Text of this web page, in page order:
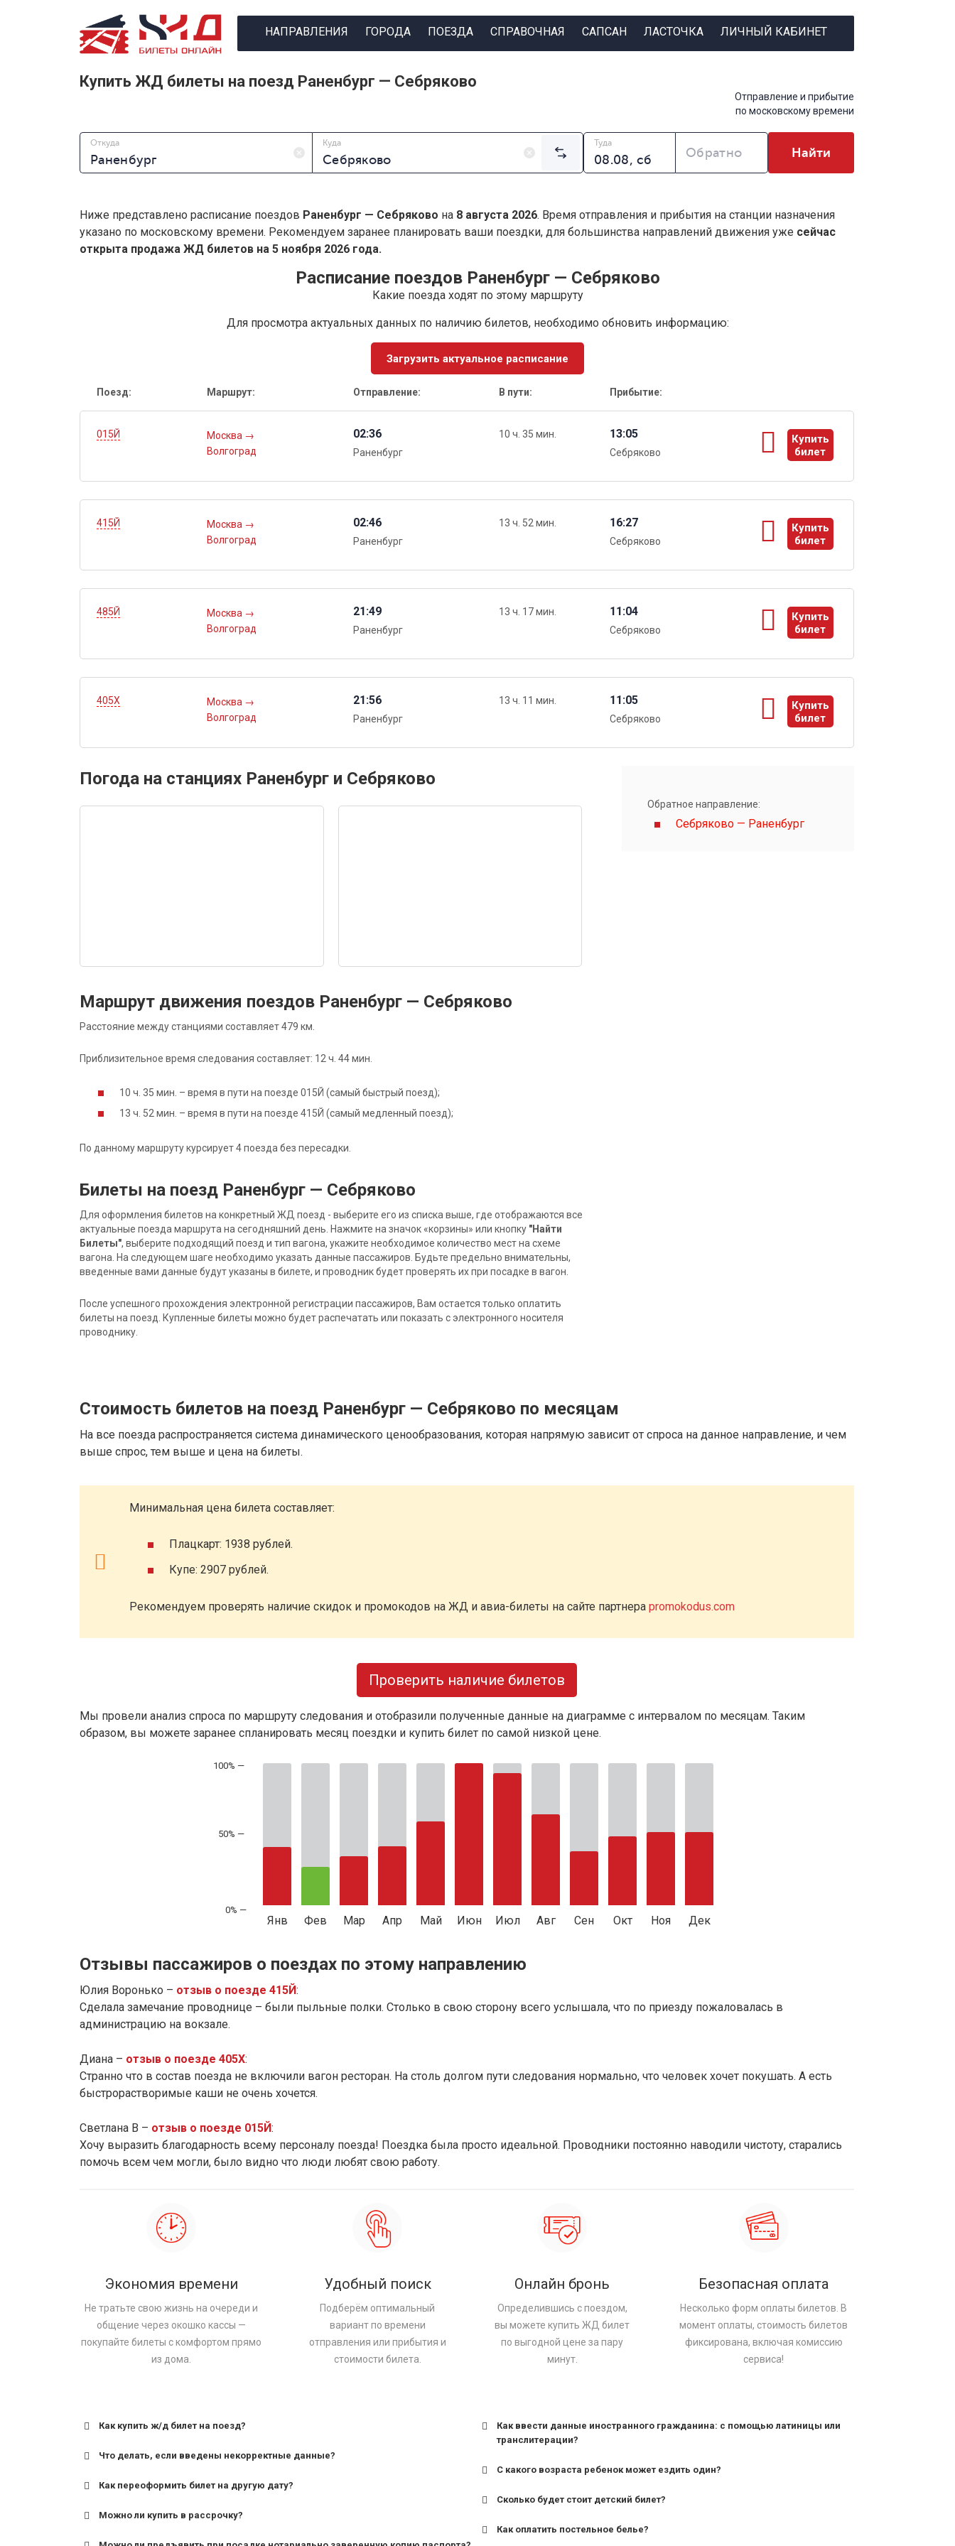
НАПРАВЛЕНИЯ ГОРОДА ПОЕЗДА СПРАВОЧНАЯ САПСАН ЛАСТОЧКА ЛИЧНЫЙ КАБИНЕТ
Купить ЖД билеты на поезд Раненбург — Себряково
Отправление и прибытие
по московскому времени
Откуда Куда Туда
Обратно Найти
Ниже представлено расписание поездов Раненбург — Себряково на 8 августа 2026. Время отправления и прибытия на станции назначения
указано по московскому времени. Рекомендуем заранее планировать ваши поездки, для большинства направлений движения уже сейчас
открыта продажа ЖД билетов на 5 ноября 2026 года.
Расписание поездов Раненбург — Себряково
Какие поезда ходят по этому маршруту
Для просмотра актуальных данных по наличию билетов, необходимо обновить информацию:
Загрузить актуальное расписание
Поезд: Маршрут: Отправление: В пути: Прибытие:
015Й Москва →
Волгоград
02:36
Раненбург
10 ч. 35 мин. 13:05
Себряково
Купить
билет
ы
415Й Москва →
Волгоград
02:46
Раненбург
13 ч. 52 мин. 16:27
Себряково
Купить
билет
ы
485Й Москва →
Волгоград
21:49
Раненбург
13 ч. 17 мин. 11:04
Себряково
Купить
билет
ы
405Х Москва →
Волгоград
21:56
Раненбург
13 ч. 11 мин. 11:05
Себряково
Купить
билет
ы
Погода на станциях Раненбург и Себряково
Маршрут движения поездов Раненбург — Себряково
Расстояние между станциями составляет 479 км.
Приблизительное время следования составляет: 12 ч. 44 мин.
10 ч. 35 мин. – время в пути на поезде 015Й (самый быстрый поезд);
13 ч. 52 мин. – время в пути на поезде 415Й (самый медленный поезд);
По данному маршруту курсирует 4 поезда без пересадки.
Билеты на поезд Раненбург — Себряково
Для оформления билетов на конкретный ЖД поезд - выберите его из списка выше, где отображаются все
актуальные поезда маршрута на сегодняшний день. Нажмите на значок «корзины» или кнопку "Найти
Билеты", выберите подходящий поезд и тип вагона, укажите необходимое количество мест на схеме
вагона. На следующем шаге необходимо указать данные пассажиров. Будьте предельно внимательны,
введенные вами данные будут указаны в билете, и проводник будет проверять их при посадке в вагон.
После успешного прохождения электронной регистрации пассажиров, Вам остается только оплатить
билеты на поезд. Купленные билеты можно будет распечатать или показать с электронного носителя
проводнику.
Обратное направление:
Себряково — Раненбург
Стоимость билетов на поезд Раненбург — Себряково по месяцам
На все поезда распространяется система динамического ценообразования, которая напрямую зависит от спроса на данное направление, и чем
выше спрос, тем выше и цена на билеты.
Минимальная цена билета составляет:
Плацкарт: 1938 рублей.
Купе: 2907 рублей.
Рекомендуем проверять наличие скидок и промокодов на ЖД и авиа-билеты на сайте партнера promokodus.com
Проверить наличие билетов
Мы провели анализ спроса по маршруту следования и отобразили полученные данные на диаграмме с интервалом по месяцам. Таким
образом, вы можете заранее спланировать месяц поездки и купить билет по самой низкой цене.
50% —
Янв Фев Мар Апр Май Июн Июл Авг Сен Окт Ноя Дек
Отзывы пассажиров о поездах по этому направлению
Юлия Воронько – отзыв о поезде 415Й:
Сделала замечание проводнице – были пыльные полки. Столько в свою сторону всего услышала, что по приезду пожаловалась в
администрацию на вокзале.
Диана – отзыв о поезде 405Х:
Странно что в состав поезда не включили вагон ресторан. На столь долгом пути следования нормально, что человек хочет покушать. А есть
быстрорастворимые каши не очень хочется.
Светлана В – отзыв о поезде 015Й:
Хочу выразить благодарность всему персоналу поезда! Поездка была просто идеальной. Проводники постоянно наводили чистоту, старались
помочь всем чем могли, было видно что люди любят свою работу.
Экономия времени
Не тратьте свою жизнь на очереди и
общение через окошко кассы —
покупайте билеты с комфортом прямо
из дома.
Удобный поиск
Подберём оптимальный
вариант по времени
отправления или прибытия и
стоимости билета.
Онлайн бронь
Определившись с поездом,
вы можете купить ЖД билет
по выгодной цене за пару
минут.
Безопасная оплата
Несколько форм оплаты билетов. В
момент оплаты, стоимость билетов
фиксирована, включая комиссию
сервиса!
Как купить ж/д билет на поезд?
Что делать, если введены некорректные данные?
Как переоформить билет на другую дату?
Можно ли купить в рассрочку?
Как ввести данные иностранного гражданина: с помощью латиницы или
транслитерации?
С какого возраста ребенок может ездить один?
для поездов дальнего следования — от 10 лет и старше;
Сколько будет стоит детский билет?
Как оплатить постельное белье?